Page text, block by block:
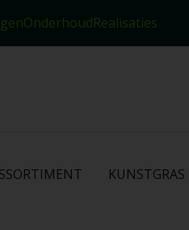
OnderhoudRealisaties